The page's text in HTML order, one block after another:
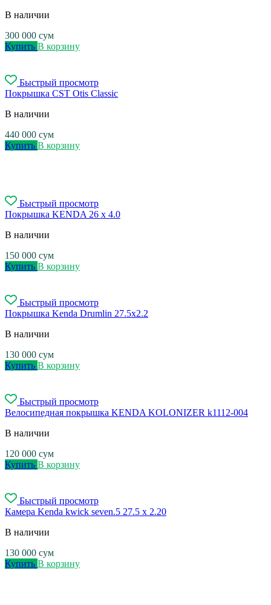
В наличии
300 000 сум
Купить В корзину
Быстрый просмотр
Покрышка CST Otis Classic
В наличии
440 000 сум
Купить В корзину
Быстрый просмотр
Покрышка KENDA 26 x 4.0
В наличии
150 000 сум
Купить В корзину
Быстрый просмотр
Покрышка Kenda Drumlin 27.5x2.2
В наличии
130 000 сум
Купить В корзину
Быстрый просмотр
Велосипедная покрышка KENDA KOLONIZER k1112-004
В наличии
120 000 сум
Купить В корзину
Быстрый просмотр
Камера Kenda kwick seven.5 27.5 x 2.20
В наличии
130 000 сум
Купить В корзину